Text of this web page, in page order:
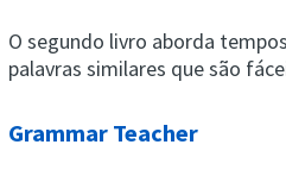
O segundo livro aborda
palavras similares que são
Grammar Teacher